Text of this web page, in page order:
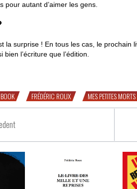
pour autant d’aimer les gens.
la surprise ! En tous les cas, le prochain
bien l’écriture que l’édition.
BOOK FRÉDÉRIC ROUX MES PETITES MORTS